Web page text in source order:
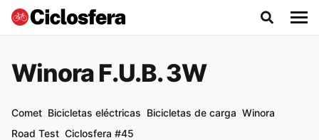
Winora F.U.B. 3W
Comet Bicicletas eléctricas Bicicletas de carga Winora
Road Test Ciclosfera #45